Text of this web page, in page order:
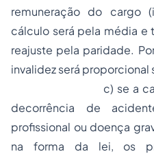
remuneração do cargo
cálculo será pela média e
reajuste pela paridade.
invalidez será
c) se a causa da
decorrência de
profissional ou doença
na forma da lei, os